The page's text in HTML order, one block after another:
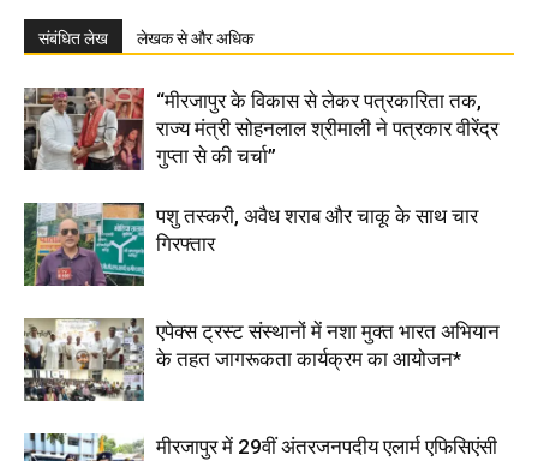
संबंधित लेख लेखक से और अधिक
“मीरजापुर के विकास से लेकर पत्रकारिता तक,
राज्य मंत्री सोहनलाल श्रीमाली ने पत्रकार वीरेंद्र
गुप्ता से की चर्चा”
पशु तस्करी, अवैध शराब और चाकू के साथ चार
गिरफ्तार
एपेक्स ट्रस्ट संस्थानों में नशा मुक्त भारत अभियान
के तहत जागरूकता कार्यक्रम का आयोजन*
मीरजापुर में 29वीं अंतरजनपदीय एलार्म एफिसिएंसी